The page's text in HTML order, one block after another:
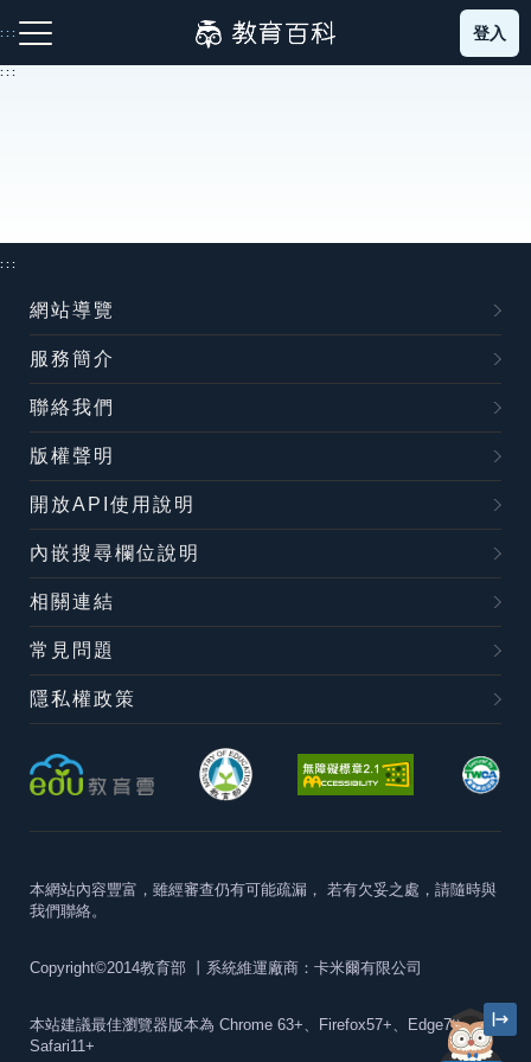
到
主
:::
網站導覽
成語故事
索引選單
知識索引
單字索引
生命大百科索引
遊戲專區
貓頭鷹博士
登入
:::
:::
網站導覽
服務簡介
聯絡我們
版權聲明
開放API使用說明
內嵌搜尋欄位說明
相關連結
常見問題
隱私權政策
本網站內容豐富，雖經審查仍有可能疏漏， 若有欠妥之處，請隨時與
我們聯絡。
Copyright©2014教育部 丨系統維運廠商：卡米爾有限公司
本站建議最佳瀏覽器版本為 Chrome 63+、Firefox57+、Edge79+及
Safari11+